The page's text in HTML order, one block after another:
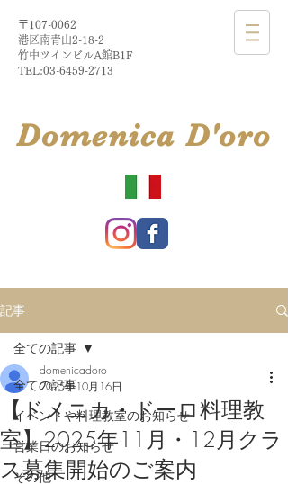
〒107-0062
港区南青山2-18-2​
​竹中ツインビルA館B1F
TEL:03-6459-2713
​DomenicaD'oro
記事
全ての記事
イベントや料理教室のお知らせ
営業日のお知らせ
その他
全ての記事
【ドメニカ・ドーロ料理教
室】2025年11月・12月クラ
ス募集開始のご案内
domenicadoro
2025年10月16日